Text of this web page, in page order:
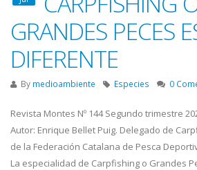
GRANDES PECES
DIFERENTE
By medioambiente Especies 0
Revista Montes Nº 144 Segundo trimestre
Autor: Enrique Bellet Puig. Delegado de
de la Federación Catalana de Pesca
La especialidad de Carpfishing o Grandes